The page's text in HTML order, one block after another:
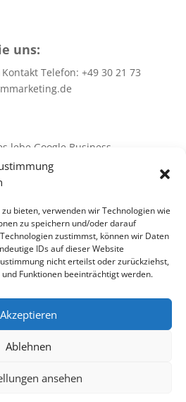
bieten, verwenden wir Technologien wie
zu speichern und/oder darauf
zustimmst, können wir Daten
IDs auf dieser Website
nicht erteilst oder zurückziehst,
Funktionen beeinträchtigt werden.
Akzeptieren
Ablehnen
ansehen
uns:
Telefon: +49 30 21 73
lebe Google Business
SEO + SEM
10 SEA – TIPPS
/ SEO
SEA + SEO + SEM